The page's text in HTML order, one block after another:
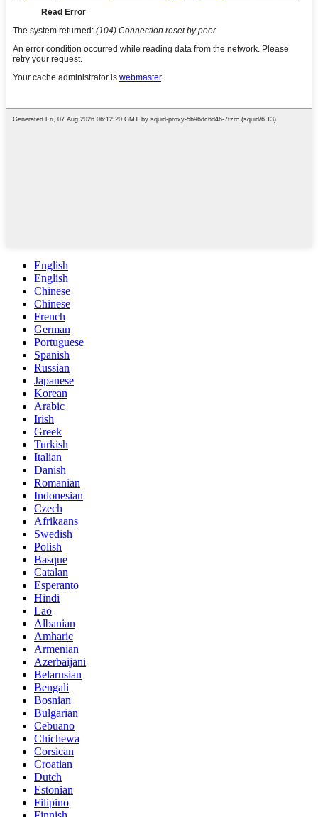
English
English
Chinese
Chinese
French
German
Portuguese
Spanish
Russian
Japanese
Korean
Arabic
Irish
Greek
Turkish
Italian
Danish
Romanian
Indonesian
Czech
Afrikaans
Swedish
Polish
Basque
Catalan
Esperanto
Hindi
Lao
Albanian
Amharic
Armenian
Azerbaijani
Belarusian
Bengali
Bosnian
Bulgarian
Cebuano
Chichewa
Corsican
Croatian
Dutch
Estonian
Filipino